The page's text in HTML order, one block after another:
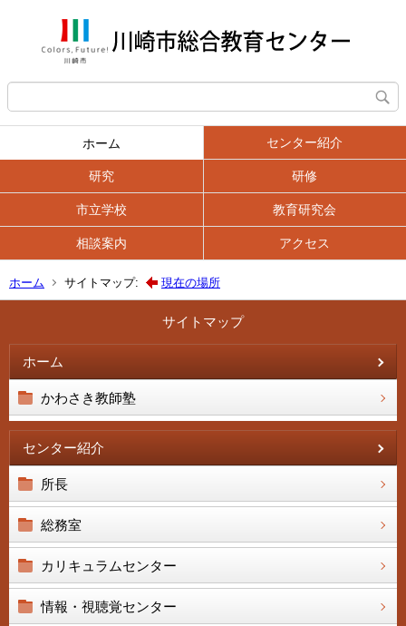
ホーム センター紹介
研究 研修
市立学校 教育研究会
相談案内 アクセス
ホーム サイトマップ: 現在の場所
サイトマップ
ホーム
かわさき教師塾
センター紹介
所長
総務室
カリキュラムセンター
情報・視聴覚センター